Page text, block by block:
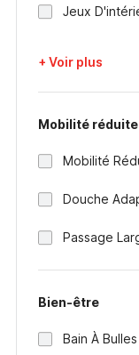
Jeux
+ Voir plus
Mobilité réduite
Mobilité
Douche
Passage
Bien-être
Bain À Bulles